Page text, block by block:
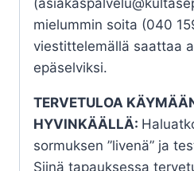
mielummin soita (040
viestittelemällä saattaa
epäselviksi.
TERVETULOA
HYVINKÄÄLLÄ:
sormuksen ”livenä” ja
Siinä tapauksessa